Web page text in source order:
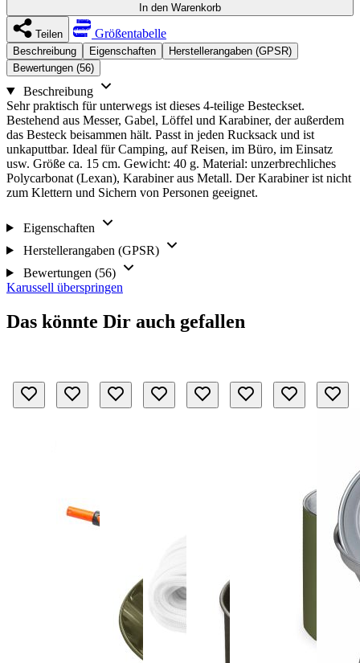
In den Warenkorb
Teilen Größentabelle
Beschreibung Eigenschaften
Herstellerangaben (GPSR)
Bewertungen (56)
Beschreibung
Sehr praktisch für unterwegs ist dieses 4-teilige Besteckset.
Bestehend aus Messer, Gabel, Löffel und Karabiner, der außerdem
das Besteck beisammen hält. Passt in jeden Rucksack und ist
unkaputtbar. Ideal für Camping, auf Reisen, im Büro, im Einsatz
usw. Größe ca. 15 cm. Gewicht: 40 g. Material: unzerbrechliches
Polycarbonat (Lexan), Karabiner aus Metall. Der Karabiner ist nicht
zum Klettern und Sichern von Personen geeignet.
Eigenschaften
Herstellerangaben (GPSR)
Bewertungen (56)
Karussell überspringen
Das könnte Dir auch gefallen